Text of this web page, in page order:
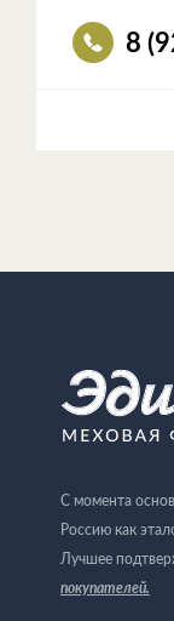
8
С момента
Россию как
Лучшее
покупателей.